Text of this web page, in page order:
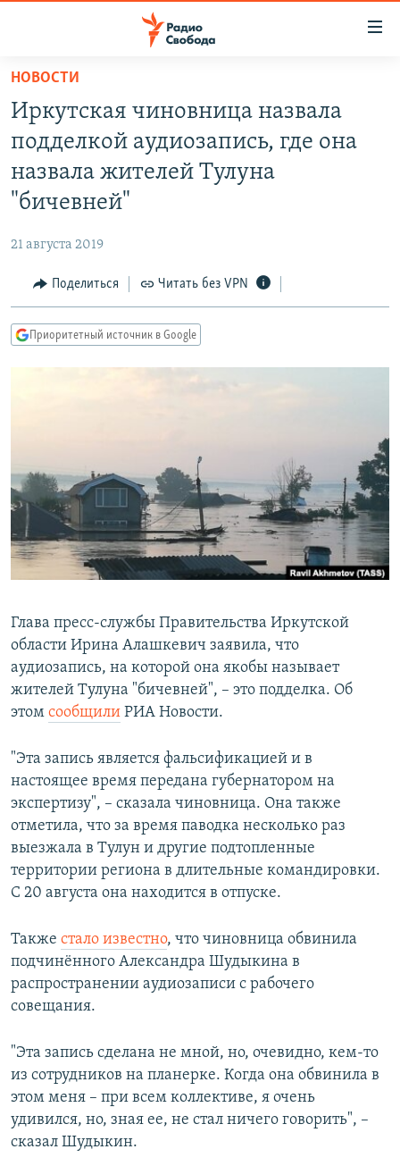
упрощенного
доступа
основному
содержанию
навигации
Вернутся
ПОДКАСТЫ
АВТОРСКИЕ ПРОЕКТЫ
ЦИТАТЫ СВОБОДЫ
КУЛЬТУРА
IDEL.РЕАЛИИ
КАВКАЗ.РЕАЛИИ
СОЦИАЛЬНЫЕ СЕТИ
Все сайты РСЕ/РС
НОВОСТИ
Иркутская чиновница назвала
подделкой аудиозапись, где она
назвала жителей Тулуна
"бичевней"
21 августа 2019
Поделиться Читать без VPN
Приоритетный источник в Google
Глава пресс-службы Правительства Иркутской
области Ирина Алашкевич заявила, что
аудиозапись, на которой она якобы называет
жителей Тулуна "бичевней", – это подделка. Об
этом сообщили РИА Новости.
"Эта запись является фальсификацией и в
настоящее время передана губернатором на
экспертизу", – сказала чиновница. Она также
отметила, что за время паводка несколько раз
выезжала в Тулун и другие подтопленные
территории региона в длительные командировки.
С 20 августа она находится в отпуске.
Также стало известно, что чиновница обвинила
подчинённого Александра Шудыкина в
распространении аудиозаписи с рабочего
совещания.
"Эта запись сделана не мной, но, очевидно, кем-то
из сотрудников на планерке. Когда она обвинила в
этом меня – при всем коллективе, я очень
удивился, но, зная ее, не стал ничего говорить", –
сказал Шудыкин.